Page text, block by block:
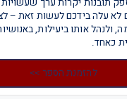
לא עלה בידכם לעשות זאת –
ולנהל אותו ביעילות,
כאחד.
להזמנת הספר >>